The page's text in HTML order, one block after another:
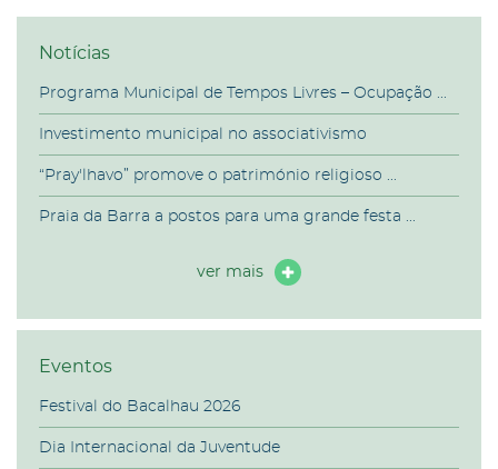
Notícias
Programa Municipal de Tempos Livres – Ocupação ...
Investimento municipal no associativismo
“Pray'lhavo” promove o património religioso ...
Praia da Barra a postos para uma grande festa ...
ver mais
Eventos
Festival do Bacalhau 2026
Dia Internacional da Juventude